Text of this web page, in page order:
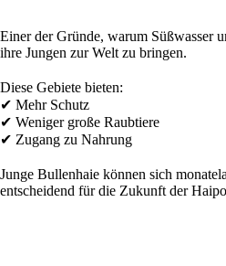
Einer der Gründe, warum Süßwasser
ihre Jungen zur Welt zu bringen.
Diese Gebiete bieten:
✔ Mehr Schutz
✔ Weniger große Raubtiere
✔ Zugang zu Nahrung
Junge Bullenhaie können sich
entscheidend für die Zukunft der